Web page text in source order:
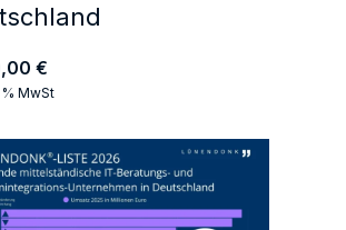
€
MwSt